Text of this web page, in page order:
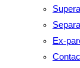
Ex-